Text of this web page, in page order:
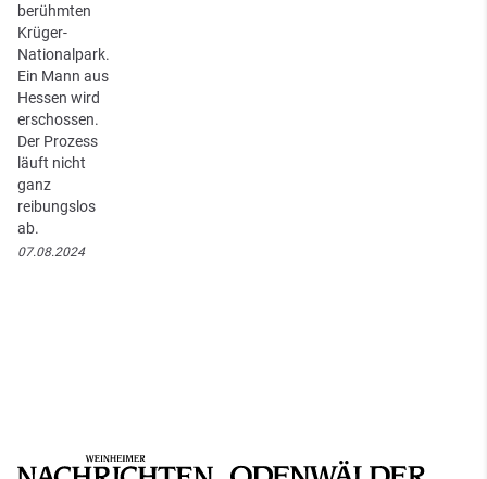
berühmten
Krüger-
Nationalpark.
Ein Mann aus
Hessen wird
erschossen.
Der Prozess
läuft nicht
ganz
reibungslos
ab.
07.08.2024